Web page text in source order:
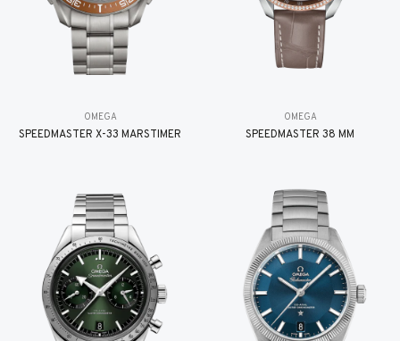
OMEGA
SPEEDMASTER X-33 MARSTIMER
OMEGA
SPEEDMASTER 38 MM